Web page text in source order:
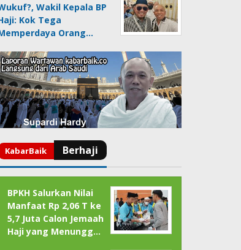
Wakil Kepala BP
Kok Tega
Orang…
BPKH Salurkan Nilai
Manfaat Rp 2,06 T ke
5,7 Juta Calon Jemaah
Haji yang Menungg…